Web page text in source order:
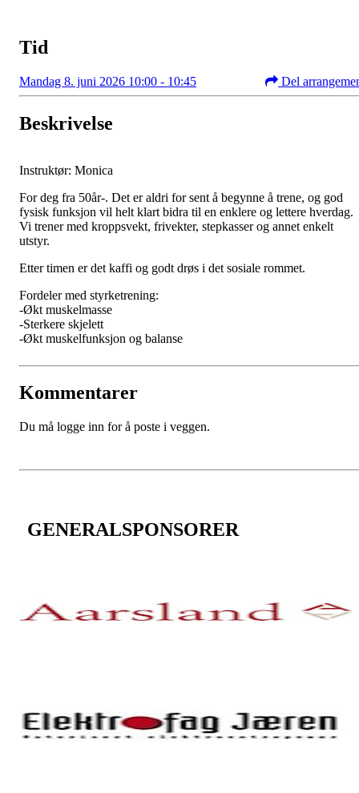
Tid
Mandag 8. juni 2026 10:00 - 10:45 Del
Beskrivelse
Instruktør: Monica
For deg fra 50år-. Det er aldri for sent å begynne å trene, og god
fysisk funksjon vil helt klart bidra til en enklere og lettere hverdag.
Vi trener med kroppsvekt, frivekter, stepkasser og annet enkelt
utstyr.
Etter timen er det kaffi og godt drøs i det sosiale rommet.
Fordeler med styrketrening:
-Økt muskelmasse
-Sterkere skjelett
-Økt muskelfunksjon og balanse
Kommentarer
Du må logge inn for å poste i veggen.
GENERALSPONSORER